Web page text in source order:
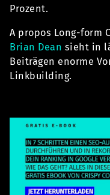
Prozent.
A propos Long-form
Brian Dean sieht in
Beiträgen enorme
Linkbuilding.